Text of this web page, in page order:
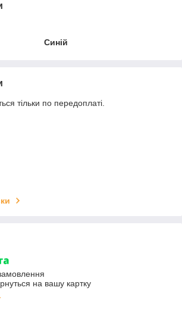
Синій
тільки по передоплаті.
на вашу картку